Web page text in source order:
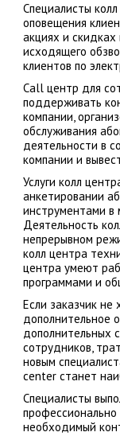
Специалисты
оповещения
акциях и скидках
исходящего
клиентов по
Сall центр для
поддерживать
компании,
обслуживания
деятельности в
компании и
Услуги колл
анкетировании
инструментами в
Деятельность
непрерывном
колл центра
центра умеют
программами и
Если заказчик не
дополнительное
дополнительных
сотрудников,
новым
center станет
Специалисты
необходимый